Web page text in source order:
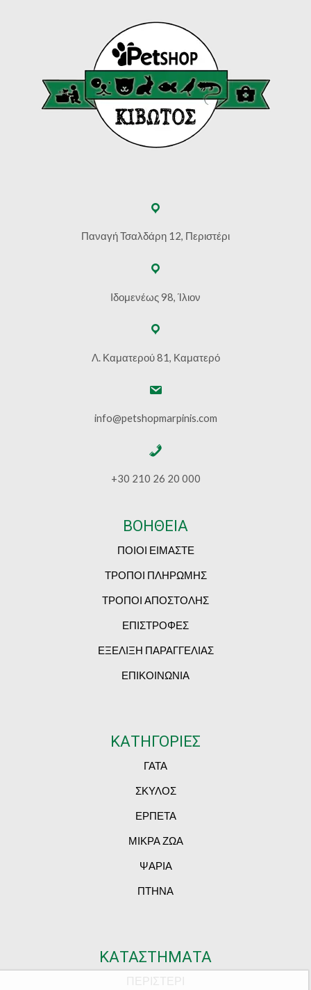
Παναγή Τσαλδάρη 12, Περιστέρι
Ιδομενέως 98, Ίλιον
Λ. Καματερού 81, Καματερό
info@petshopmarpinis.com
+30 210 26 20 000
ΒΟΗΘΕΙΑ
ΠΟΙΟΙ ΕΙΜΑΣΤΕ
ΤΡΟΠΟΙ ΠΛΗΡΩΜΗΣ
ΤΡΟΠΟΙ ΑΠΟΣΤΟΛΗΣ
ΕΠΙΣΤΡΟΦΕΣ
ΕΞΕΛΙΞΗ ΠΑΡΑΓΓΕΛΙΑΣ
ΕΠΙΚΟΙΝΩΝΙΑ
ΚΑΤΗΓΟΡΙΕΣ
ΓΑΤΑ
ΣΚΥΛΟΣ
ΕΡΠΕΤΑ
ΜΙΚΡΑ ΖΩΑ
ΨΑΡΙΑ
ΠΤΗΝΑ
ΚΑΤΑΣΤΗΜΑΤΑ